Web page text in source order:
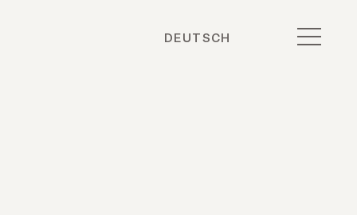
DEUTSCH